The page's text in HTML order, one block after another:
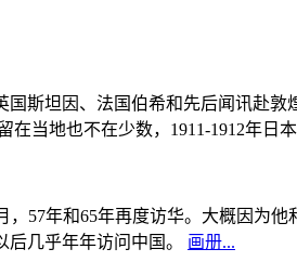
国斯坦因、法国伯希和先后闻讯赴
当地也不在少数，1911-1912年日
，57年和65年再度访华。大概因为
几乎年年访问中国。 画册...